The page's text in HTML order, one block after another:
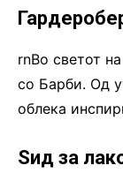
rnВо светот
со Барби. Од
облека
Ѕид за